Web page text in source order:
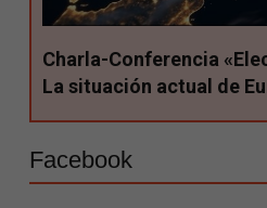
Charla-Conferencia
La situación actual de
Facebook